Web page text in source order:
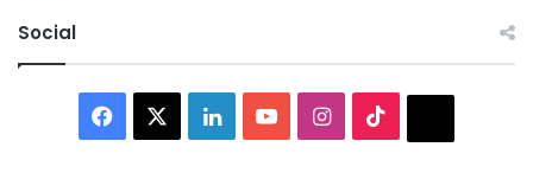
Social
Facebook LinkedInYouTubeInstagram